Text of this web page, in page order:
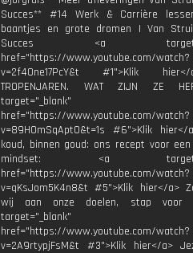
Succes** #14 Werk & Carrière
baantjes en grote dromen | Van
Succes <a
href="https://www.youtube.com/watch?
v=2f4One17PcY&t #1">Klik
TROPENJAREN. WAT ZIJN ZE
target="_blank"
href="https://www.youtube.com/watch?
v=89H0mSqApt0&t=1s #6">Klik hier</
koud, binnen goud: ons recept voor
mindset: <a
href="https://www.youtube.com/watch?
v=qKsJom5K4n8&t #5">Klik hier</a>
wij aan onze doelen, stap voor
target="_blank"
href="https://www.youtube.com/watch?
v=2A9rtypjFsM&t #3">Klik hier</a>